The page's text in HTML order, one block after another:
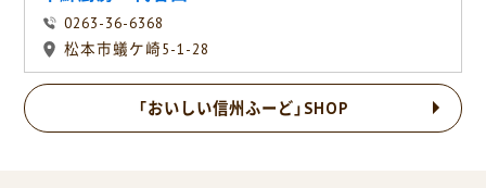
0263-36-6368
松本市蟻ケ崎5-1-28
「おいしい信州ふーど」SHOP